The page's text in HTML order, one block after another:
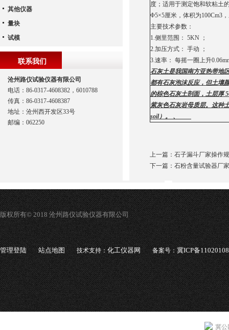
度；适用于测定饱和软粘土
Φ5×5厘米，体积为100Cm3
主要技术参数：
1.侧里范围： 5KN ；
2.加压方式： 手动 ；
3.速率： 每摇一圈上升
石灰土是我国南方亚热带地
都有石灰泡沫反应，但土壤
的棕色石灰土剖面，土层厚
紫灰色石灰岩母质层。这种
soil）。 、
上一篇： 石子漏斗厂家操作
下一篇： 石粉含量试验器厂
其他仪器
量块
试模
联系我们
沧州路仪试验仪器有限公司
电话：86-0317-4608382，6010788
传真：86-0317-4608387
地址：沧州西开发区33号
邮编：062250
版权所有© 2018 沧州路仪试验仪器有限公司
管理登陆 站点地图 技术支持：化工仪器网 备案号：冀ICP备
冀公